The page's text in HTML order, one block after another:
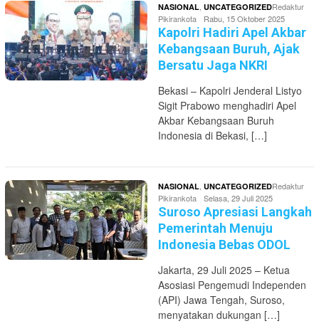
NASIONAL, UNCATEGORIZEDRedaktur
Pikirankota
Rabu, 15 Oktober 2025
Kapolri Hadiri Apel Akbar
Kebangsaan Buruh, Ajak
Bersatu Jaga NKRI
Bekasi – Kapolri Jenderal Listyo
Sigit Prabowo menghadiri Apel
Akbar Kebangsaan Buruh
Indonesia di Bekasi, […]
NASIONAL, UNCATEGORIZEDRedaktur
Pikirankota
Selasa, 29 Juli 2025
Suroso Apresiasi Langkah
Pemerintah Menuju
Indonesia Bebas ODOL
Jakarta, 29 Juli 2025 – Ketua
Asosiasi Pengemudi Independen
(API) Jawa Tengah, Suroso,
menyatakan dukungan […]